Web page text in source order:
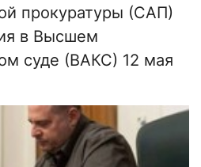
прокуратуры (САП)
в Высшем
суде (ВАКС) 12 мая